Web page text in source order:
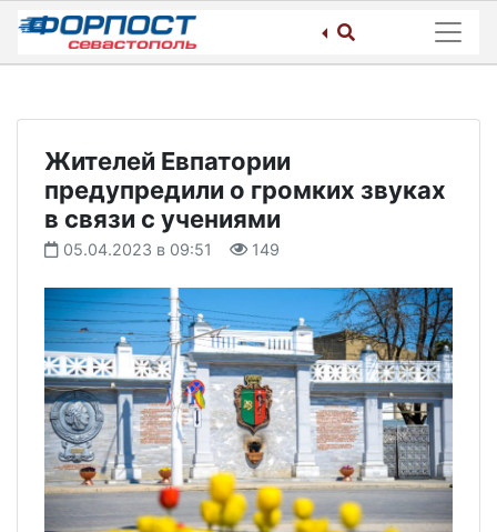
Skip
content
Жителей Евпатории
предупредили о громких звуках
в связи с учениями
05.04.2023 в 09:51 149